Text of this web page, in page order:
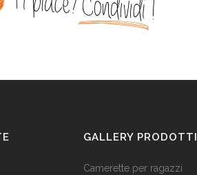
GALLERY PRODOTTI
Camerette per ragazzi